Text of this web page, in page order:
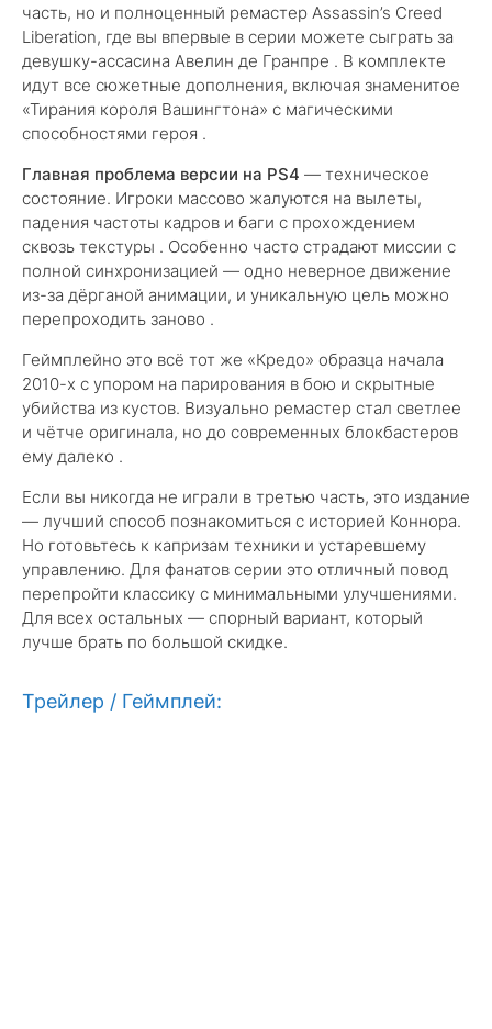
часть, но и полноценный ремастер Assassin’s Creed
Liberation, где вы впервые в серии можете сыграть за
девушку-ассасина Авелин де Гранпре . В комплекте
идут все сюжетные дополнения, включая знаменитое
«Тирания короля Вашингтона» с магическими
способностями героя .
Главная проблема версии на PS4 — техническое
состояние. Игроки массово жалуются на вылеты,
падения частоты кадров и баги с прохождением
сквозь текстуры . Особенно часто страдают миссии с
полной синхронизацией — одно неверное движение
из-за дёрганой анимации, и уникальную цель можно
перепроходить заново .
Геймплейно это всё тот же «Кредо» образца начала
2010-х с упором на парирования в бою и скрытные
убийства из кустов. Визуально ремастер стал светлее
и чётче оригинала, но до современных блокбастеров
ему далеко .
Если вы никогда не играли в третью часть, это издание
— лучший способ познакомиться с историей Коннора.
Но готовьтесь к капризам техники и устаревшему
управлению. Для фанатов серии это отличный повод
перепройти классику с минимальными улучшениями.
Для всех остальных — спорный вариант, который
лучше брать по большой скидке.
Трейлер / Геймплей: